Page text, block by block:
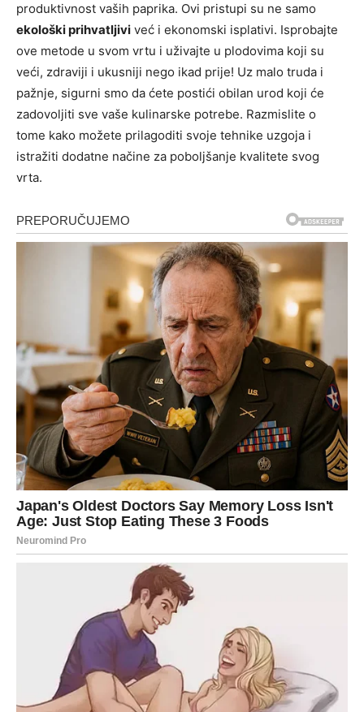
produktivnost vaših paprika. Ovi pristupi su ne samo
ekološki prihvatljivi već i ekonomski isplativi. Isprobajte
ove metode u svom vrtu i uživajte u plodovima koji su
veći, zdraviji i ukusniji nego ikad prije! Uz malo truda i
pažnje, sigurni smo da ćete postići obilan urod koji će
zadovoljiti sve vaše kulinarske potrebe. Razmislite o
tome kako možete prilagoditi svoje tehnike uzgoja i
istražiti dodatne načine za poboljšanje kvalitete svog
vrta.